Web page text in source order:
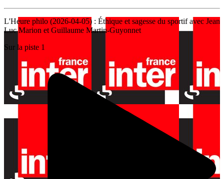
L'Heure philo (2026-04-05) : Éthique et sagesse du sportif avec Jean
Luc Marion et Guillaume Martin-Guyonnet
Sur la piste 1